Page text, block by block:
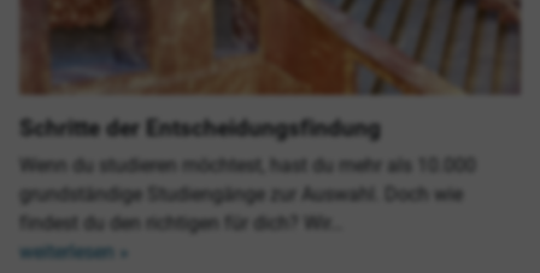
Schritte der Entscheidungsfindung
Wenn du studieren möchtest, hast du mehr als 10.000
grundständige Studiengänge zur Auswahl. Doch wie
findest du den richtigen für dich? Wir…
weiterlesen »